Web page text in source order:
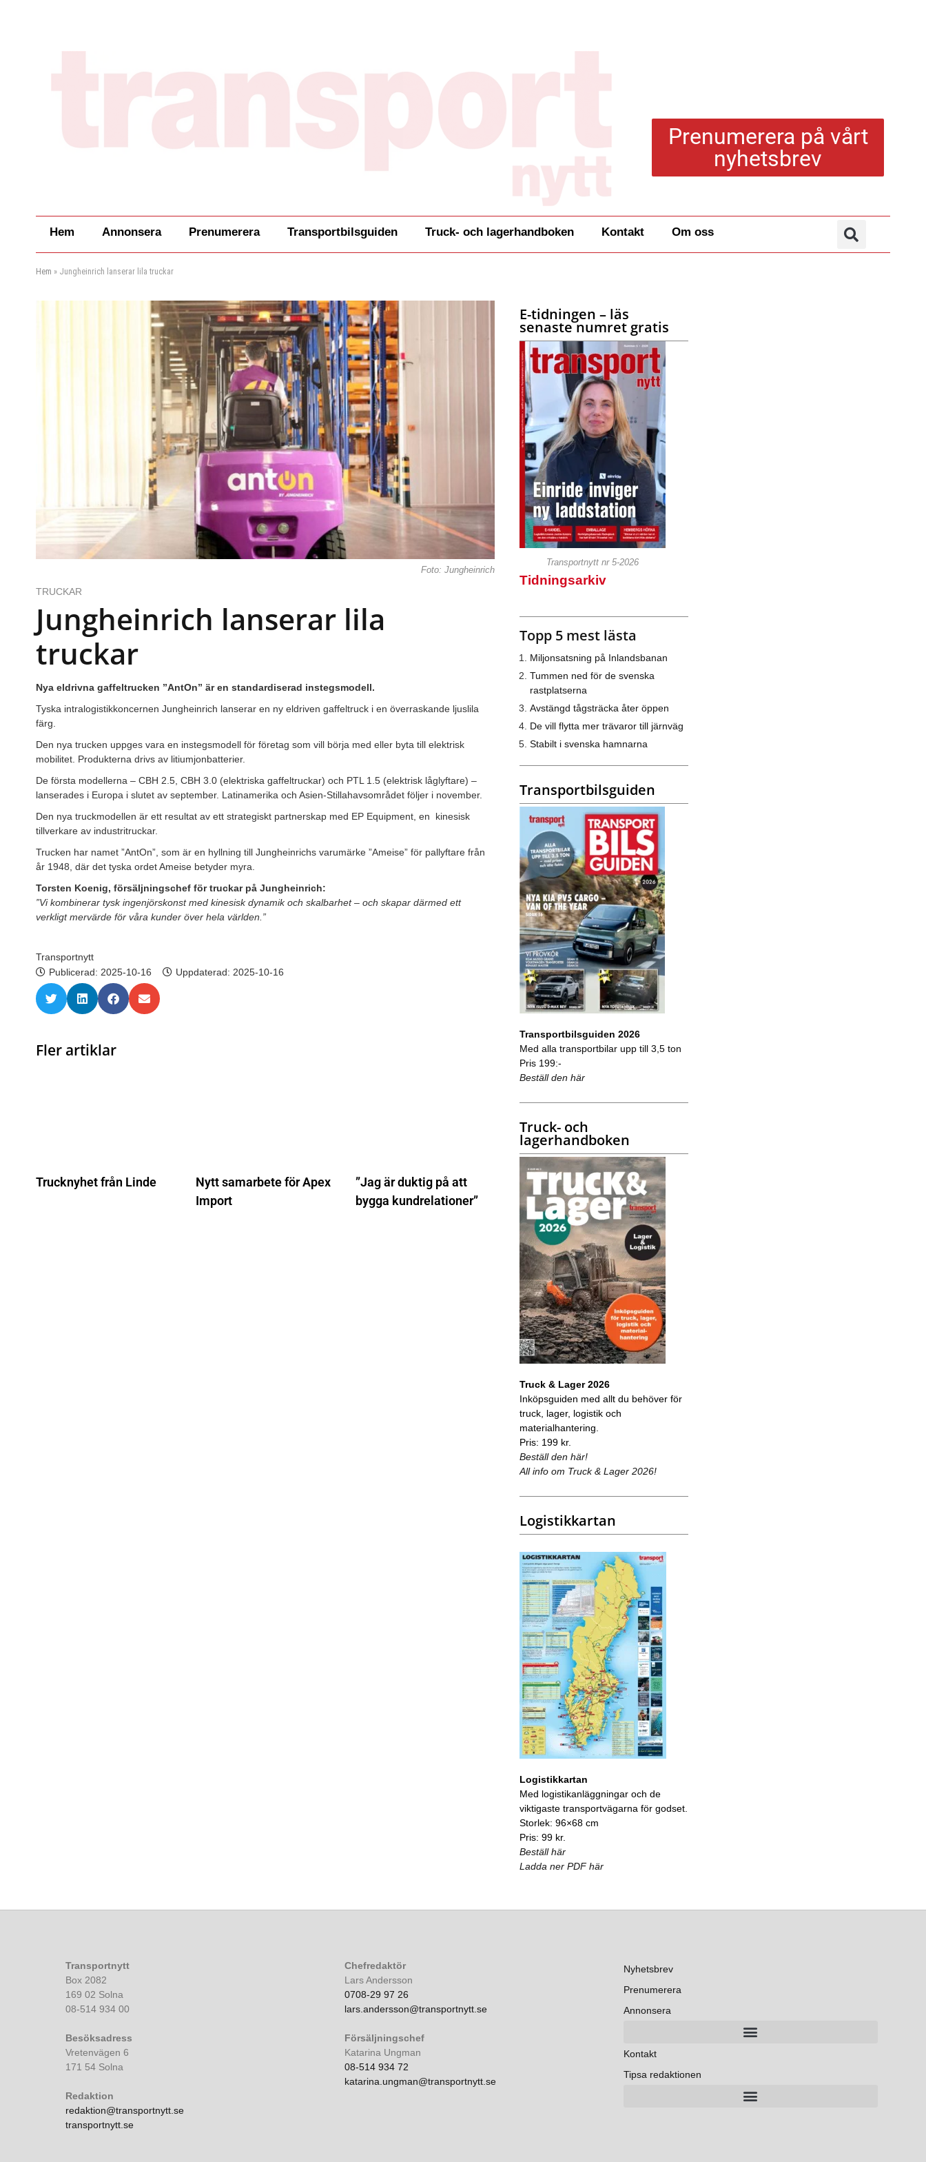
Prenumerera på vårt
nyhetsbrev
Hem Annonsera Prenumerera Transportbilsguiden Truck- och lagerhandboken Kontakt Om oss
Hem » Jungheinrich lanserar lila truckar
Foto: Jungheinrich
TRUCKAR
Jungheinrich lanserar lila
truckar
Nya eldrivna gaffeltrucken ”AntOn” är en standardiserad instegsmodell.
Tyska intralogistikkoncernen Jungheinrich lanserar en ny eldriven gaffeltruck i en överraskande ljuslila
färg.
Den nya trucken uppges vara en instegsmodell för företag som vill börja med eller byta till elektrisk
mobilitet. Produkterna drivs av litiumjonbatterier.
De första modellerna – CBH 2.5, CBH 3.0 (elektriska gaffeltruckar) och PTL 1.5 (elektrisk låglyftare) –
lanserades i Europa i slutet av september. Latinamerika och Asien-Stillahavsområdet följer i november.
Den nya truckmodellen är ett resultat av ett strategiskt partnerskap med EP Equipment, en
kinesisk
tillverkare av industritruckar.
Trucken har namet ”AntOn”, som är en hyllning till Jungheinrichs varumärke ”Ameise” för pallyftare från
år 1948, där det tyska ordet Ameise betyder myra.
Torsten Koenig, försäljningschef för truckar på Jungheinrich:
”Vi kombinerar tysk ingenjörskonst med kinesisk dynamik och skalbarhet – och skapar därmed ett
verkligt mervärde för våra kunder över hela världen.”
Transportnytt
Publicerad: 2025-10-16 Uppdaterad: 2025-10-16
Fler artiklar
Trucknyhet från Linde
Nytt samarbete för Apex
Import
”Jag är duktig på att
bygga kundrelationer”
E-tidningen – läs
senaste numret gratis
Transportnytt nr 5-2026
Tidningsarkiv
Topp 5 mest lästa
Miljonsatsning på Inlandsbanan
Tummen ned för de svenska
rastplatserna
Avstängd tågsträcka åter öppen
De vill flytta mer trävaror till järnväg
Stabilt i svenska hamnarna
Transportbilsguiden
Transportbilsguiden 2026
Med alla transportbilar upp till 3,5 ton
Pris 199:-
Beställ den här
Truck- och
lagerhandboken
Truck & Lager 2026
Inköpsguiden med allt du behöver för
truck, lager, logistik och
materialhantering.
Pris: 199 kr.
Beställ den här!
All info om Truck & Lager 2026!
Logistikkartan
Logistikkartan
Med logistikanläggningar och de
viktigaste transportvägarna för godset.
Storlek: 96×68 cm
Pris: 99 kr.
Beställ här
Ladda ner PDF här
Transportnytt
Box 2082
169 02 Solna
08-514 934 00
Besöksadress
Vretenvägen 6
171 54 Solna
Redaktion
redaktion@transportnytt.se
transportnytt.se
Chefredaktör
Lars Andersson
0708-29 97 26
lars.andersson@transportnytt.se
Försäljningschef
Katarina Ungman
08-514 934 72
katarina.ungman@transportnytt.se
Nyhetsbrev
Prenumerera
Annonsera
Kontakt
Tipsa redaktionen